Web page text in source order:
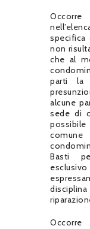
Occorre
specifica
non
che al
parti la
alcune
sede di
Basti
Occorre